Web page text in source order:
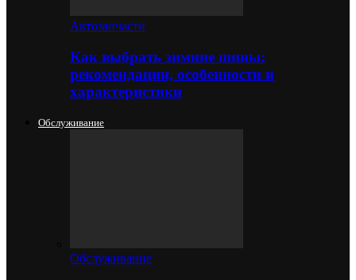
Автозапчасти
Как выбрать зимние шины:
рекомендации, особенности и
характеристики
Обслуживание
Обслуживание